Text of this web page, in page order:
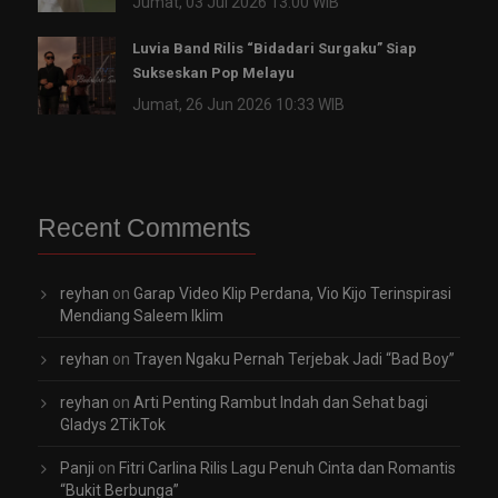
Luvia Band Rilis “Bidadari Surgaku” Siap
Sukseskan Pop Melayu
Jumat, 26 Jun 2026 10:33 WIB
Recent Comments
reyhan on Garap Video Klip Perdana, Vio Kijo Terinspirasi
Mendiang Saleem Iklim
reyhan on Trayen Ngaku Pernah Terjebak Jadi “Bad Boy”
reyhan on Arti Penting Rambut Indah dan Sehat bagi
Gladys 2TikTok
Panji on Fitri Carlina Rilis Lagu Penuh Cinta dan Romantis
“Bukit Berbunga”